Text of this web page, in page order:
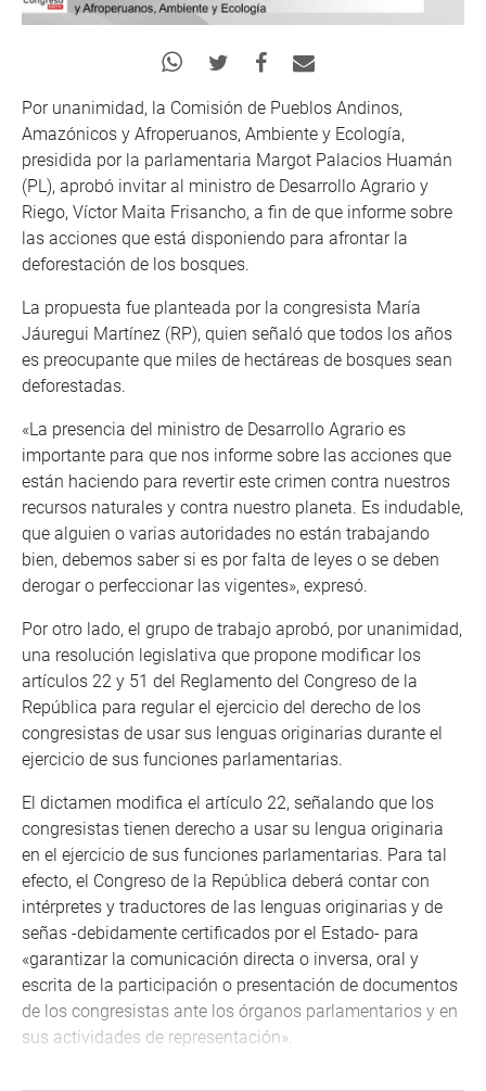
Por unanimidad, la Comisión de Pueblos Andinos,
Amazónicos y Afroperuanos, Ambiente y Ecología,
presidida por la parlamentaria Margot Palacios Huamán
(PL), aprobó invitar al ministro de Desarrollo Agrario y
Riego, Víctor Maita Frisancho, a fin de que informe sobre
las acciones que está disponiendo para afrontar la
deforestación de los bosques.
La propuesta fue planteada por la congresista María
Jáuregui Martínez (RP), quien señaló que todos los años
es preocupante que miles de hectáreas de bosques sean
deforestadas.
«La presencia del ministro de Desarrollo Agrario es
importante para que nos informe sobre las acciones que
están haciendo para revertir este crimen contra nuestros
recursos naturales y contra nuestro planeta. Es indudable,
que alguien o varias autoridades no están trabajando
bien, debemos saber si es por falta de leyes o se deben
derogar o perfeccionar las vigentes», expresó.
Por otro lado, el grupo de trabajo aprobó, por unanimidad,
una resolución legislativa que propone modificar los
artículos 22 y 51 del Reglamento del Congreso de la
República para regular el ejercicio del derecho de los
congresistas de usar sus lenguas originarias durante el
ejercicio de sus funciones parlamentarias.
El dictamen modifica el artículo 22, señalando que los
congresistas tienen derecho a usar su lengua originaria
en el ejercicio de sus funciones parlamentarias. Para tal
efecto, el Congreso de la República deberá contar con
intérpretes y traductores de las lenguas originarias y de
señas -debidamente certificados por el Estado- para
«garantizar la comunicación directa o inversa, oral y
escrita de la participación o presentación de documentos
de los congresistas ante los órganos parlamentarios y en
sus actividades de representación».